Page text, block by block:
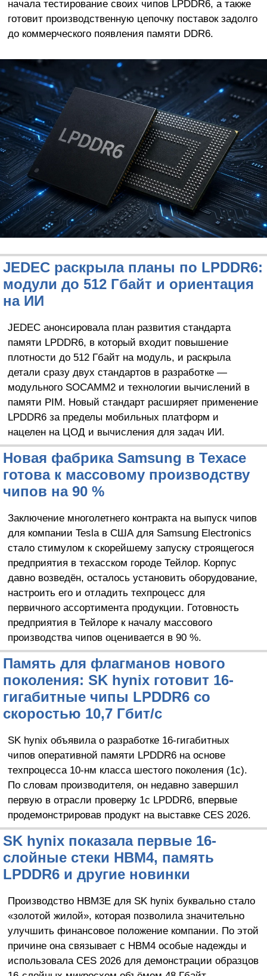
начала тестирование своих чипов LPDDR6, а также
готовит производственную цепочку поставок задолго
до коммерческого появления памяти DDR6.
JEDEC раскрыла планы по LPDDR6:
модули до 512 Гбайт и ориентация
на ИИ
JEDEC анонсировала план развития стандарта
памяти LPDDR6, в который входит повышение
плотности до 512 Гбайт на модуль, и раскрыла
детали сразу двух стандартов в разработке —
модульного SOCAMM2 и технологии вычислений в
памяти PIM. Новый стандарт расширяет применение
LPDDR6 за пределы мобильных платформ и
нацелен на ЦОД и вычисления для задач ИИ.
Новая фабрика Samsung в Техасе
готова к массовому производству
чипов на 90 %
Заключение многолетнего контракта на выпуск чипов
для компании Tesla в США для Samsung Electronics
стало стимулом к скорейшему запуску строящегося
предприятия в техасском городе Тейлор. Корпус
давно возведён, осталось установить оборудование,
настроить его и отладить техпроцесс для
первичного ассортимента продукции. Готовность
предприятия в Тейлоре к началу массового
производства чипов оценивается в 90 %.
Память для флагманов нового
поколения: SK hynix готовит 16-
гигабитные чипы LPDDR6 со
скоростью 10,7 Гбит/c
SK hynix объявила о разработке 16-гигабитных
чипов оперативной памяти LPDDR6 на основе
техпроцесса 10-нм класса шестого поколения (1c).
По словам производителя, он недавно завершил
первую в отрасли проверку 1c LPDDR6, впервые
продемонстрировав продукт на выставке CES 2026.
SK hynix показала первые 16-
слойные стеки HBM4, память
LPDDR6 и другие новинки
Производство HBM3E для SK hynix буквально стало
«золотой жилой», которая позволила значительно
улучшить финансовое положение компании. По этой
причине она связывает с HBM4 особые надежды и
использовала CES 2026 для демонстрации образцов